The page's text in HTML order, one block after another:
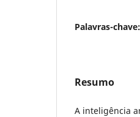
Palavras-chave:
Resumo
A inteligência